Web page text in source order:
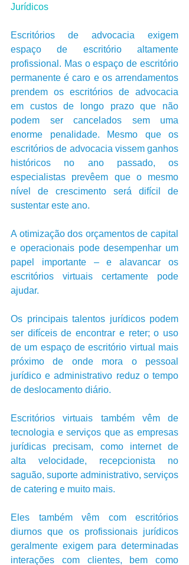
Jurídicos
Escritórios de advocacia exigem
espaço de escritório altamente
profissional. Mas o espaço de escritório
permanente é caro e os arrendamentos
prendem os escritórios de advocacia
em custos de longo prazo que não
podem ser cancelados sem uma
enorme penalidade. Mesmo que os
escritórios de advocacia vissem ganhos
históricos no ano passado, os
especialistas prevêem que o mesmo
nível de crescimento será difícil de
sustentar este ano.
A otimização dos orçamentos de capital
e operacionais pode desempenhar um
papel importante – e alavancar os
escritórios virtuais certamente pode
ajudar.
Os principais talentos jurídicos podem
ser difíceis de encontrar e reter; o uso
de um espaço de escritório virtual mais
próximo de onde mora o pessoal
jurídico e administrativo reduz o tempo
de deslocamento diário.
Escritórios virtuais também vêm de
tecnologia e serviços que as empresas
jurídicas precisam, como internet de
alta velocidade, recepcionista no
saguão, suporte administrativo, serviços
de catering e muito mais.
Eles também vêm com escritórios
diurnos que os profissionais jurídicos
geralmente exigem para determinadas
interações com clientes, bem como